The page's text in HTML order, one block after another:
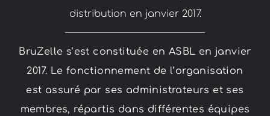
distribution en janvier 2017.
BruZelle s’est constituée en ASBL en janvier
2017. Le fonctionnement de l’organisation
est assuré par ses administrateurs et ses
membres, répartis dans différentes équipes